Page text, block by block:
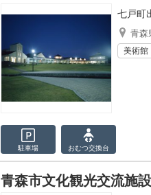
七戸町
青森
美術館
駐車場 おむつ交換台
青森市文化観光交流施